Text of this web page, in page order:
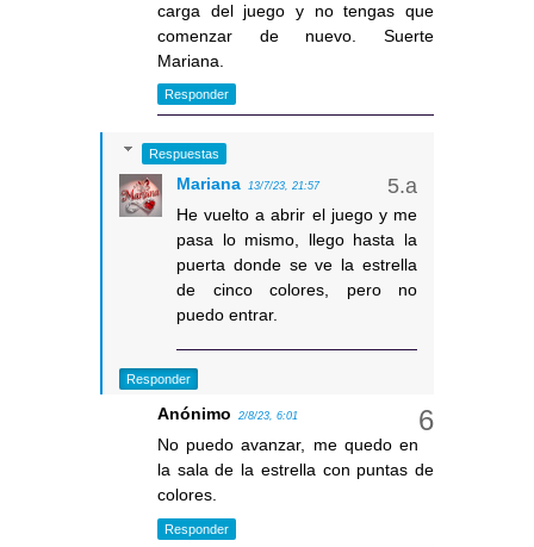
carga del juego y no tengas que
comenzar de nuevo. Suerte
Mariana.
Responder
Respuestas
Mariana 13/7/23, 21:57
He vuelto a abrir el juego y me
pasa lo mismo, llego hasta la
puerta donde se ve la estrella
de cinco colores, pero no
puedo entrar.
Responder
Anónimo 2/8/23, 6:01
No puedo avanzar, me quedo en
la sala de la estrella con puntas de
colores.
Responder